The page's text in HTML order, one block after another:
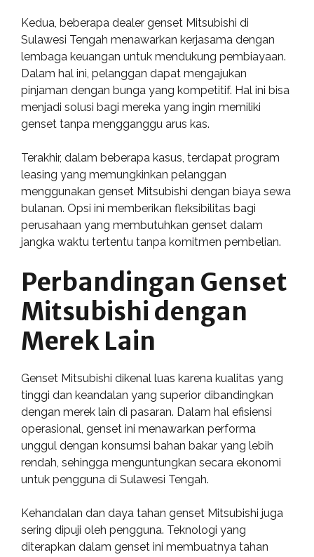
Kedua, beberapa dealer genset Mitsubishi di
Sulawesi Tengah menawarkan kerjasama dengan
lembaga keuangan untuk mendukung pembiayaan.
Dalam hal ini, pelanggan dapat mengajukan
pinjaman dengan bunga yang kompetitif. Hal ini bisa
menjadi solusi bagi mereka yang ingin memiliki
genset tanpa mengganggu arus kas.
Terakhir, dalam beberapa kasus, terdapat program
leasing yang memungkinkan pelanggan
menggunakan genset Mitsubishi dengan biaya sewa
bulanan. Opsi ini memberikan fleksibilitas bagi
perusahaan yang membutuhkan genset dalam
jangka waktu tertentu tanpa komitmen pembelian.
Perbandingan Genset
Mitsubishi dengan
Merek Lain
Genset Mitsubishi dikenal luas karena kualitas yang
tinggi dan keandalan yang superior dibandingkan
dengan merek lain di pasaran. Dalam hal efisiensi
operasional, genset ini menawarkan performa
unggul dengan konsumsi bahan bakar yang lebih
rendah, sehingga menguntungkan secara ekonomi
untuk pengguna di Sulawesi Tengah.
Kehandalan dan daya tahan genset Mitsubishi juga
sering dipuji oleh pengguna. Teknologi yang
diterapkan dalam genset ini membuatnya tahan